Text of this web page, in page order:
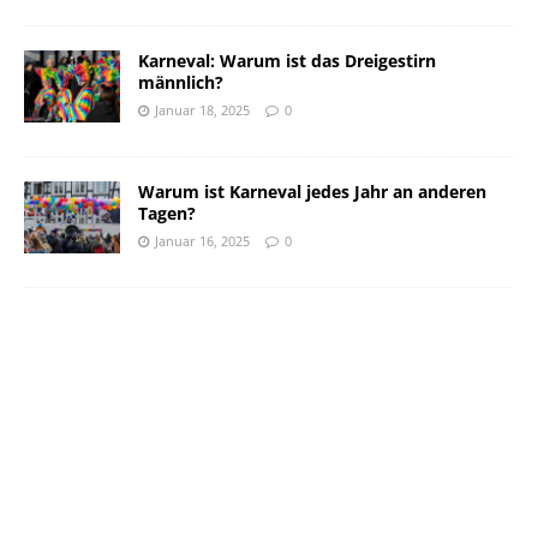
Karneval: Warum ist das Dreigestirn
männlich?
Januar 18, 2025 0
Warum ist Karneval jedes Jahr an anderen
Tagen?
Januar 16, 2025 0